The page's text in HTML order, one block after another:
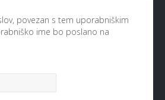
povezan s tem uporabniškim
ime bo poslano na